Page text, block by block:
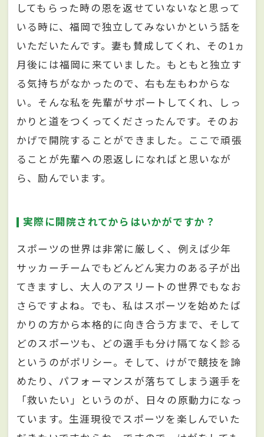
してもらった時の恩を返せていないなと思って
いる時に、福岡で独立してみないかという話を
いただいたんです。妻も賛成してくれ、その1ヵ
月後には福岡に来ていました。もともと独立す
る気持ちがなかったので、右も左もわからな
い。そんな私を先輩がサポートしてくれ、しっ
かりと道をつくってくださったんです。そのお
かげで開院することができました。ここで頑張
ることが先輩への恩返しになればと思いなが
ら、励んでいます。
実際に開院されてからはいかがですか？
スポーツの世界は非常に厳しく、例えば少年
サッカーチームでもどんどん実力のある子が出
てきますし、大人のアスリートの世界でもなお
さらですよね。でも、私はスポーツを始めたば
かりの方から本格的に向き合う方まで、そして
どのスポーツも、どの選手も分け隔てなく診る
というのがポリシー。そして、けがで競技を諦
めたり、パフォーマンスが落ちてしまう選手を
「救いたい」というのが、日々の原動力になっ
ています。生涯現役でスポーツを楽しんでいた